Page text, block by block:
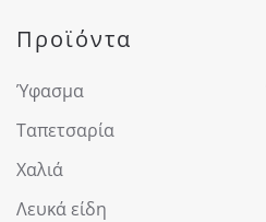
Προϊόντα
Ύφασμα
Ταπετσαρία
Χαλιά
Λευκά είδη